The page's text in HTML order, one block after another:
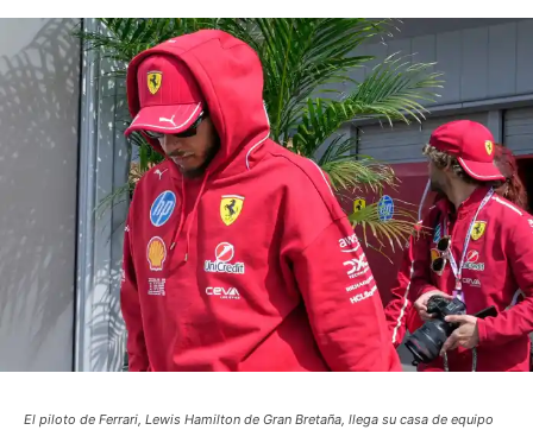
El piloto de Ferrari, Lewis Hamilton de Gran Bretaña, llega su casa de equipo